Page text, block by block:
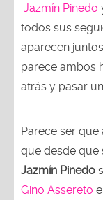
Jazmín Pinedo
todos sus
aparecen
parece ambos
atrás y pasar
Parece ser que
que desde que
Jazmín Pinedo
Gino Assereto